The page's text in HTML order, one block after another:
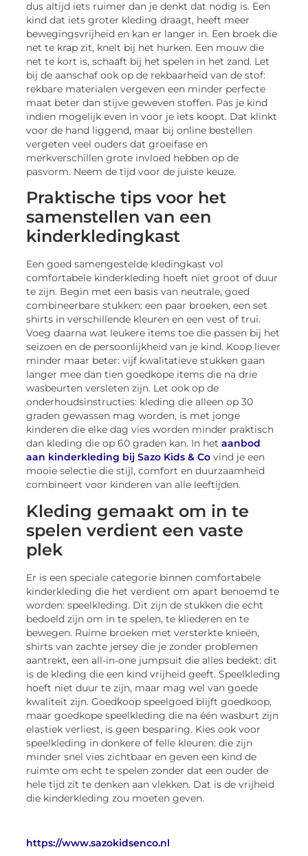
dus altijd iets ruimer dan je denkt dat nodig is. Een
kind dat iets groter kleding draagt, heeft meer
bewegingsvrijheid en kan er langer in. Een broek die
net te krap zit, knelt bij het hurken. Een mouw die
net te kort is, schaaft bij het spelen in het zand. Let
bij de aanschaf ook op de rekbaarheid van de stof:
rekbare materialen vergeven een minder perfecte
maat beter dan stijve geweven stoffen. Pas je kind
indien mogelijk even in voor je iets koopt. Dat klinkt
voor de hand liggend, maar bij online bestellen
vergeten veel ouders dat groeifase en
merkverschillen grote invloed hebben op de
pasvorm. Neem de tijd voor de juiste keuze.
Praktische tips voor het
samenstellen van een
kinderkledingkast
Een goed samengestelde kledingkast vol
comfortabele kinderkleding hoeft niet groot of duur
te zijn. Begin met een basis van neutrale, goed
combineerbare stukken: een paar broeken, een set
shirts in verschillende kleuren en een vest of trui.
Voeg daarna wat leukere items toe die passen bij het
seizoen en de persoonlijkheid van je kind. Koop liever
minder maar beter: vijf kwalitatieve stukken gaan
langer mee dan tien goedkope items die na drie
wasbeurten versleten zijn. Let ook op de
onderhoudsinstructies: kleding die alleen op 30
graden gewassen mag worden, is met jonge
kinderen die elke dag vies worden minder praktisch
dan kleding die op 60 graden kan. In het aanbod
aan kinderkleding bij Sazo Kids & Co vind je een
mooie selectie die stijl, comfort en duurzaamheid
combineert voor kinderen van alle leeftijden.
Kleding gemaakt om in te
spelen verdient een vaste
plek
Er is een speciale categorie binnen comfortabele
kinderkleding die het verdient om apart benoemd te
worden: speelkleding. Dit zijn de stukken die echt
bedoeld zijn om in te spelen, te kliederen en te
bewegen. Ruime broeken met versterkte knieën,
shirts van zachte jersey die je zonder problemen
aantrekt, een all-in-one jumpsuit die alles bedekt: dit
is de kleding die een kind vrijheid geeft. Speelkleding
hoeft niet duur te zijn, maar mag wel van goede
kwaliteit zijn. Goedkoop speelgoed blijft goedkoop,
maar goedkope speelkleding die na één wasburt zijn
elastiek verliest, is geen besparing. Kies ook voor
speelkleding in donkere of felle kleuren: die zijn
minder snel vies zichtbaar en geven een kind de
ruimte om echt te spelen zonder dat een ouder de
hele tijd zit te denken aan vlekken. Dat is de vrijheid
die kinderkleding zou moeten geven.
https://www.sazokidsenco.nl